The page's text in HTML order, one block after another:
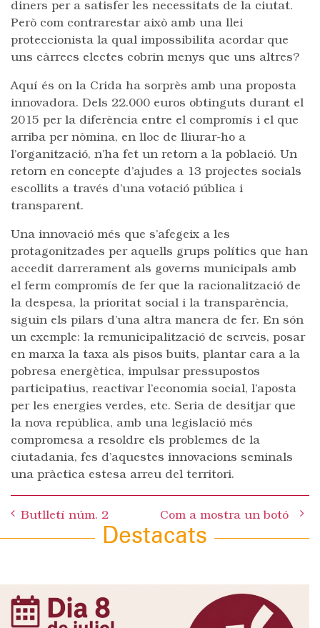
diners per a satisfer les necessitats de la ciutat.
Però com contrarestar això amb una llei
proteccionista la qual impossibilita acordar que
uns càrrecs electes cobrin menys que uns altres?
Aquí és on la Crida ha sorprès amb una proposta
innovadora. Dels 22.000 euros obtinguts durant el
2015 per la diferència entre el compromís i el que
arriba per nòmina, en lloc de lliurar-ho a
l’organització, n’ha fet un retorn a la població. Un
retorn en concepte d’ajudes a 13 projectes socials
escollits a través d’una votació pública i
transparent.
Una innovació més que s’afegeix a les
protagonitzades per aquells grups polítics que han
accedit darrerament als governs municipals amb
el ferm compromís de fer que la racionalització de
la despesa, la prioritat social i la transparència,
siguin els pilars d’una altra manera de fer. En són
un exemple: la remunicipalització de serveis, posar
en marxa la taxa als pisos buits, plantar cara a la
pobresa energètica, impulsar pressupostos
participatius, reactivar l’economia social, l’aposta
per les energies verdes, etc. Seria de desitjar que
la nova república, amb una legislació més
compromesa a resoldre els problemes de la
ciutadania, fes d’aquestes innovacions seminals
una pràctica estesa arreu del territori.
navigation
Butlletí núm. 2 Com a mostra un botó
Destacats